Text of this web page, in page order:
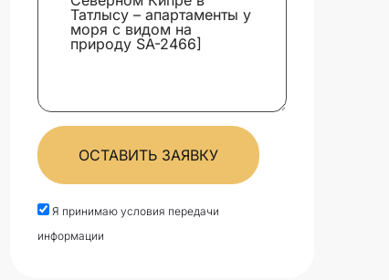
ОСТАВИТЬ ЗАЯВКУ
Я принимаю условия передачи
информации